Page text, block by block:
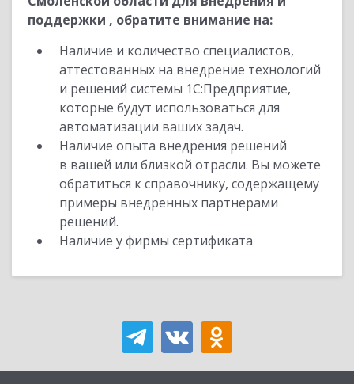
поддержки , обратите внимание на:
Наличие и количество специалистов,
аттестованных на внедрение технологий
и решений системы 1С:Предприятие,
которые будут использоваться для
автоматизации ваших задач.
Наличие опыта внедрения решений
в вашей или близкой отрасли. Вы можете
обратиться к справочнику, содержащему
примеры внедренных партнерами
решений.
Наличие у фирмы сертификата